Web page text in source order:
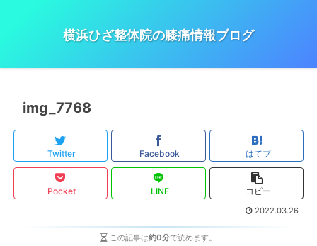
横浜ひざ整体院の膝痛情報ブログ
img_7768
Twitter Facebook はてブ
Pocket LINE コピー
2022.03.26
この記事は約0分で読めます。